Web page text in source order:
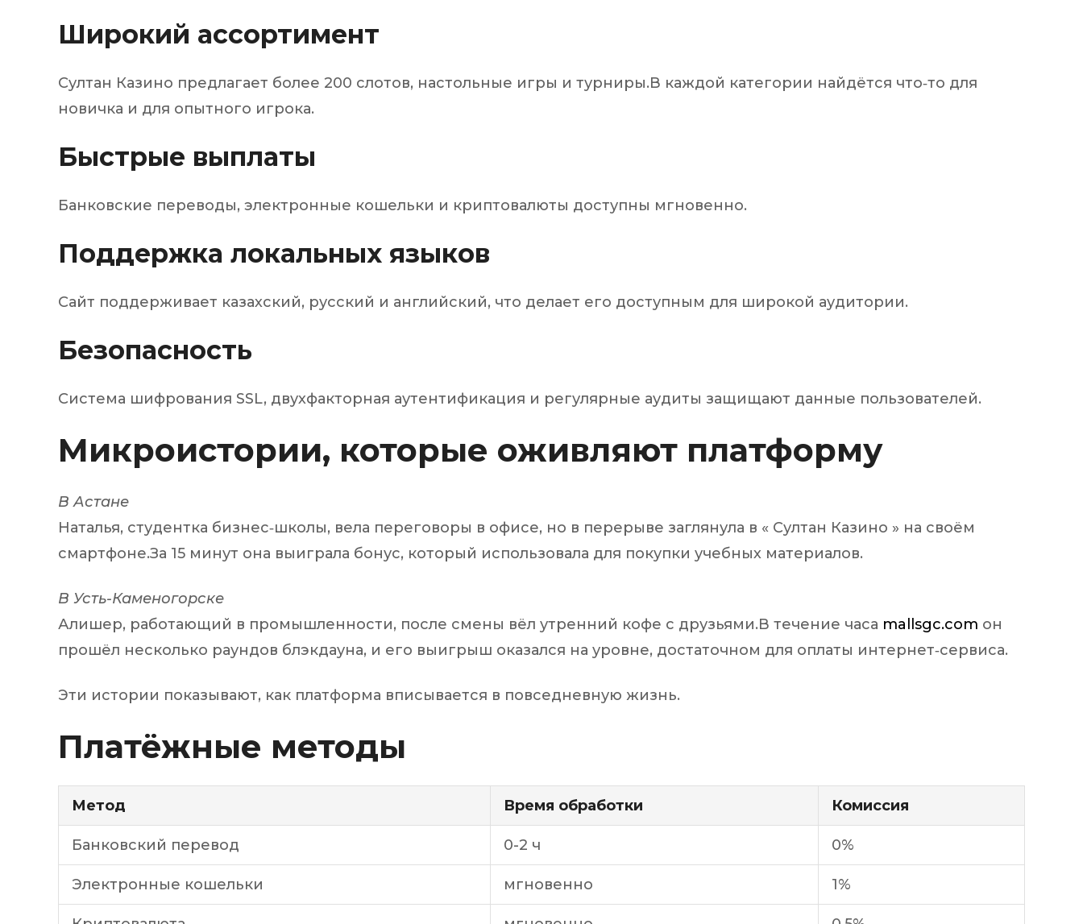
Широкий ассортимент
Султан Казино предлагает более 200 слотов, настольные игры и турниры.В каждой категории найдётся что‑то для
новичка и для опытного игрока.
Быстрые выплаты
Банковские переводы, электронные кошельки и криптовалюты доступны мгновенно.
Поддержка локальных языков
Сайт поддерживает казахский, русский и английский, что делает его доступным для широкой аудитории.
Безопасность
Система шифрования SSL, двухфакторная аутентификация и регулярные аудиты защищают данные пользователей.
Микроистории, которые оживляют платформу
В Астане
Наталья, студентка бизнес‑школы, вела переговоры в офисе, но в перерыве заглянула в « Султан Казино » на своём
смартфоне.За 15 минут она выиграла бонус, который использовала для покупки учебных материалов.
В Усть-Каменогорске
Алишер, работающий в промышленности, после смены вёл утренний кофе с друзьями.В течение часа mallsgc.com он
прошёл несколько раундов блэкдауна, и его выигрыш оказался на уровне, достаточном для оплаты интернет‑сервиса.
Эти истории показывают, как платформа вписывается в повседневную жизнь.
Платёжные методы
Метод Время обработки Комиссия
Банковский перевод 0-2 ч 0%
Электронные кошельки мгновенно 1%